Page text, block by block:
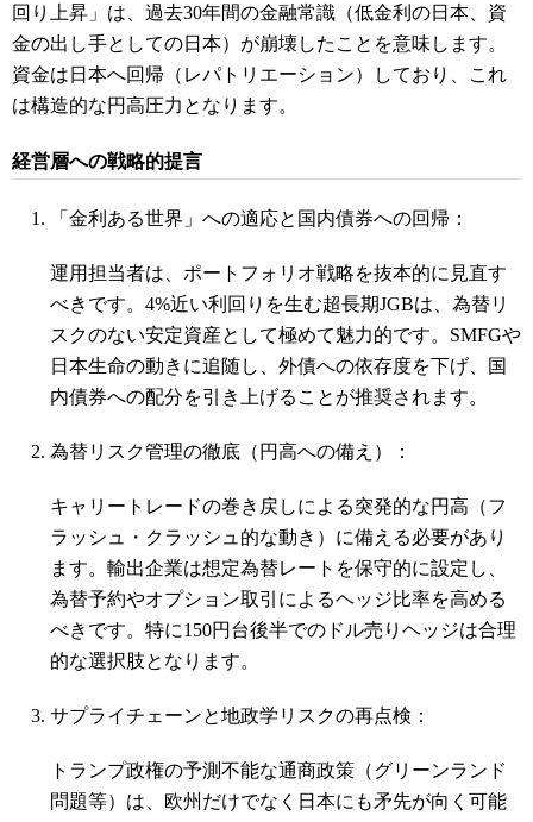
回り上昇」は、過去30年間の金融常識（低金利の日本、資
金の出し手としての日本）が崩壊したことを意味します。
資金は日本へ回帰（レパトリエーション）しており、これ
は構造的な円高圧力となります。
経営層への戦略的提言
「金利ある世界」への適応と国内債券への回帰：
運用担当者は、ポートフォリオ戦略を抜本的に見直す
べきです。4%近い利回りを生む超長期JGBは、為替リ
スクのない安定資産として極めて魅力的です。SMFGや
日本生命の動きに追随し、外債への依存度を下げ、国
内債券への配分を引き上げることが推奨されます。
為替リスク管理の徹底（円高への備え）：
キャリートレードの巻き戻しによる突発的な円高（フ
ラッシュ・クラッシュ的な動き）に備える必要があり
ます。輸出企業は想定為替レートを保守的に設定し、
為替予約やオプション取引によるヘッジ比率を高める
べきです。特に150円台後半でのドル売りヘッジは合理
的な選択肢となります。
サプライチェーンと地政学リスクの再点検：
トランプ政権の予測不能な通商政策（グリーンランド
問題等）は、欧州だけでなく日本にも矛先が向く可能